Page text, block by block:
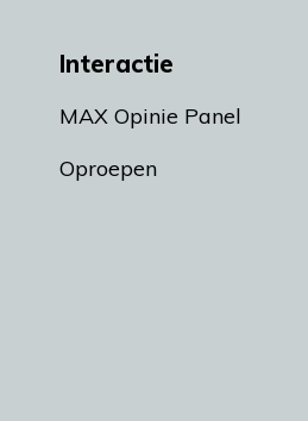
Interactie
MAX Opinie Panel
Oproepen